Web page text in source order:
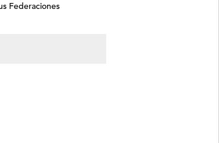
Federaciones